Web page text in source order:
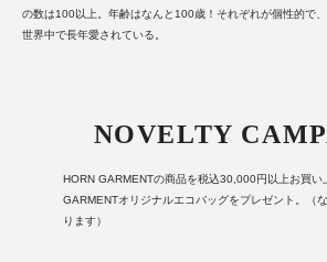
の数は100以上。年齢はなんと100歳！それぞれが個性的で
世界中で長年愛されている。
NOVELTY
HORN GARMENTの商品を税込30,000円以上お買い
GARMENTオリジナルエコバッグをプレゼント。（
ります）